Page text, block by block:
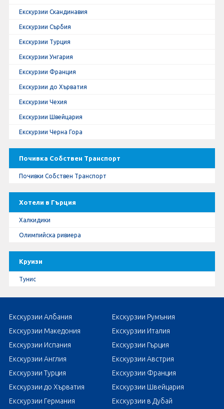
Екскурзии Скандинавия
Екскурзии Сърбия
Екскурзии Турция
Екскурзии Унгария
Екскурзии Франция
Екскурзии до Хърватия
Екскурзии Чехия
Екскурзии Швейцария
Екскурзии Черна Гора
Почивка Собствен Транспорт
Почивки Собствен Транспорт
Хотели в Гърция
Халкидики
Олимпийска ривиера
Круизи
Тунис
Екскурзии Албания
Екскурзии Румъния
Екскурзии Македония
Екскурзии Италия
Екскурзии Испания
Екскурзии Гърция
Екскурзии Англия
Екскурзии Австрия
Екскурзии Турция
Екскурзии Франция
Екскурзии до Хърватия
Екскурзии Швейцария
Екскурзии Германия
Екскурзии в Дубай